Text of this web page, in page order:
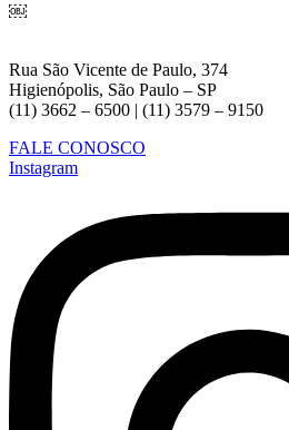
￼
Rua São Vicente de Paulo, 374
Higienópolis, São Paulo – SP
(11) 3662 – 6500 | (11) 3579 – 9150
FALE CONOSCO
Instagram